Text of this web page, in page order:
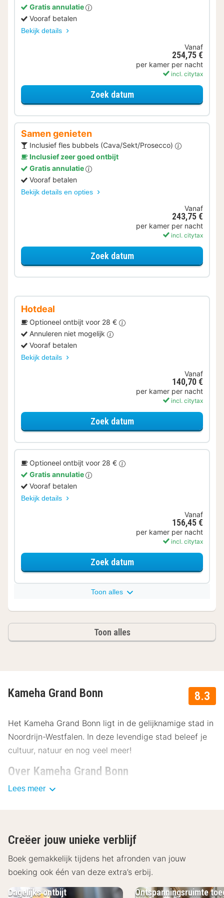
Gratis annulatie
Vooraf betalen
Bekijk details
Vanaf
254,75 €
per kamer per nacht
incl. citytax
Zoek datumvoor Eerder Inchecken
Samen genieten
Inclusief fles bubbels (Cava/Sekt/Prosecco)
Inclusief zeer goed ontbijt
Gratis annulatie
Vooraf betalen
Bekijk details en opties
Vanaf
243,75 €
per kamer per nacht
incl. citytax
Zoek datumvoor Samen genieten
Hotdeal
Optioneel ontbijt voor 28 €
Annuleren niet mogelijk
Vooraf betalen
Bekijk details
Vanaf
140,70 €
per kamer per nacht
incl. citytax
Zoek datumvoor Superior kamer
Optioneel ontbijt voor 28 €
Gratis annulatie
Vooraf betalen
Bekijk details
Vanaf
156,45 €
per kamer per nacht
incl. citytax
Zoek datumvoor Superior kamer
Toon alles
Toon alles
8.3
Kameha Grand Bonn
Het Kameha Grand Bonn ligt in de gelijknamige stad in
Noordrijn-Westfalen. In deze levendige stad beleef je
cultuur, natuur en nog veel meer!
Over Kameha Grand Bonn
Het moderne Kameha Grand Bonn biedt een
Bonn variëren van premium kamers tot themasuites. Je
zult hier niets missen. De kamers beschikken over een
tv, een koffiezetapparaat, een minibar, een kluisje, een
zithoek en een badkamer met een douche of een bad,
Lees meer
Creëer jouw unieke verblijf
Boek gemakkelijk tijdens het afronden van jouw
boeking ook één van deze extra’s erbij.
Dagelijks ontbijt Ontspanningsruimte